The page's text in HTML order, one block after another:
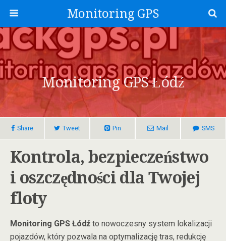
Monitoring GPS
Monitoring GPS Łódź
Share Tweet Pin Mail SMS
Kontrola, bezpieczeństwo
i oszczędności dla Twojej
floty
Monitoring GPS Łódź to nowoczesny system lokalizacji
pojazdów, który pozwala na optymalizację tras, redukcję